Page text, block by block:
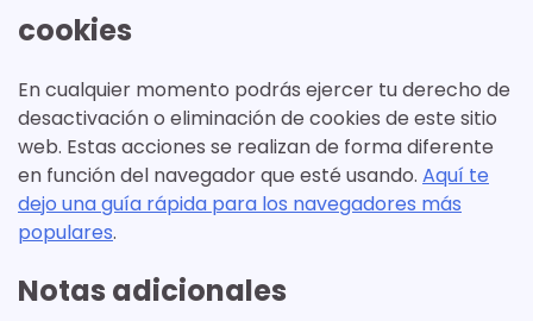
cookies
En cualquier momento podrás ejercer tu derecho de
desactivación o eliminación de cookies de este sitio
web. Estas acciones se realizan de forma diferente
en función del navegador que esté usando. Aquí te
dejo una guía rápida para los navegadores más
populares.
Notas adicionales